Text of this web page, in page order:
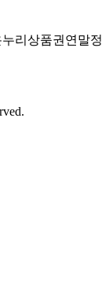
누리상품권 연말정